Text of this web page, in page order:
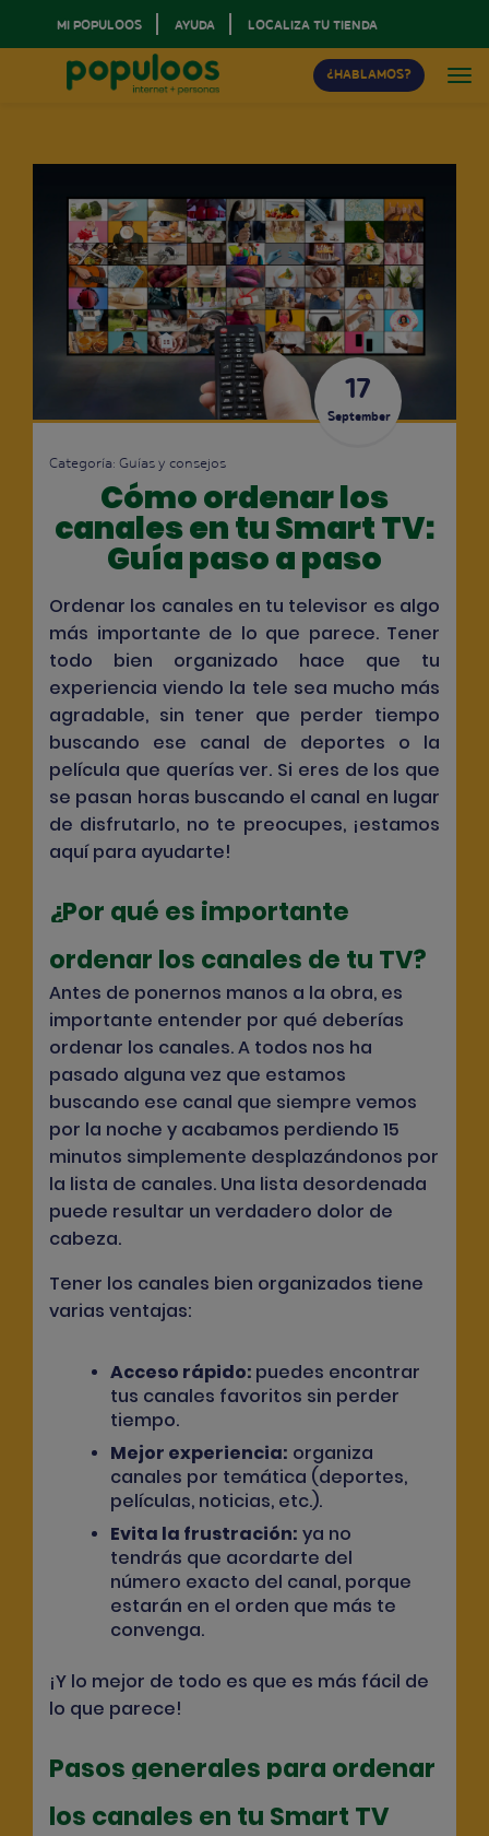
MI POPULOOS AYUDA LOCALIZA TU TIENDA
¿HABLAMOS?
17
September
Categoría: Guías y consejos
Cómo ordenar los
canales en tu Smart TV:
Guía paso a paso
Ordenar los canales en tu televisor es algo
más importante de lo que parece. Tener
todo bien organizado hace que tu
experiencia viendo la tele sea mucho más
agradable, sin tener que perder tiempo
buscando ese canal de deportes o la
película que querías ver. Si eres de los que
se pasan horas buscando el canal en lugar
de disfrutarlo, no te preocupes, ¡estamos
aquí para ayudarte!
¿Por qué es importante
ordenar los canales de tu TV?
Antes de ponernos manos a la obra, es
importante entender por qué deberías
ordenar los canales. A todos nos ha
pasado alguna vez que estamos
buscando ese canal que siempre vemos
por la noche y acabamos perdiendo 15
minutos simplemente desplazándonos por
la lista de canales. Una lista desordenada
puede resultar un verdadero dolor de
cabeza.
Tener los canales bien organizados tiene
varias ventajas:
Acceso rápido: puedes encontrar
tus canales favoritos sin perder
tiempo.
Mejor experiencia: organiza
canales por temática (deportes,
películas, noticias, etc.).
Evita la frustración: ya no
tendrás que acordarte del
número exacto del canal, porque
estarán en el orden que más te
convenga.
¡Y lo mejor de todo es que es más fácil de
lo que parece!
Pasos generales para ordenar
los canales en tu Smart TV